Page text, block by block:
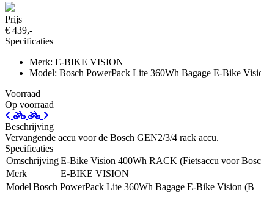
Prijs
€ 439,-
Specificaties
Merk: E-BIKE VISION
Model: Bosch PowerPack Lite 360Wh Bagage E-Bike
Voorraad
Op voorraad
Beschrijving
Vervangende accu voor de Bosch GEN2/3/4 rack accu.
Specificaties
OmschrijvingE-Bike Vision 400Wh RACK (Fietsaccu voor
Merk
E-BIKE VISION
Model Bosch PowerPack Lite 360Wh Bagage E-Bike Vision (B